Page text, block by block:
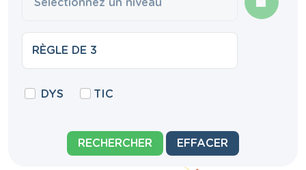
DYS TIC
RECHERCHER EFFACER